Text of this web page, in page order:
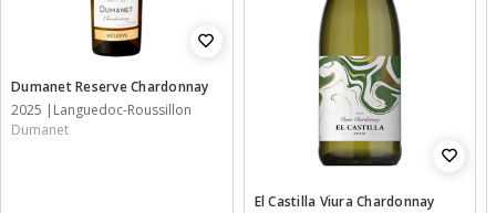
Dumanet Reserve Chardonnay
2025
Languedoc-Roussillon
Dumanet
El Castilla Viura Chardonnay